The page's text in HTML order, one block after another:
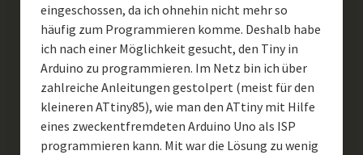
eingeschossen, da ich ohnehin nicht mehr so
häufig zum Programmieren komme. Deshalb habe
ich nach einer Möglichkeit gesucht, den Tiny in
Arduino zu programmieren. Im Netz bin ich über
zahlreiche Anleitungen gestolpert (meist für den
kleineren ATtiny85), wie man den ATtiny mit Hilfe
eines zweckentfremdeten Arduino Uno als ISP
programmieren kann. Mit war die Lösung zu wenig